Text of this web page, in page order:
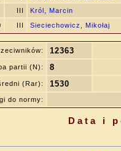
III
Król, Marcin
III Sieciechowicz, Mikołaj
12363
partii (N): 8
(Rar): 1530
do normy:
Data i